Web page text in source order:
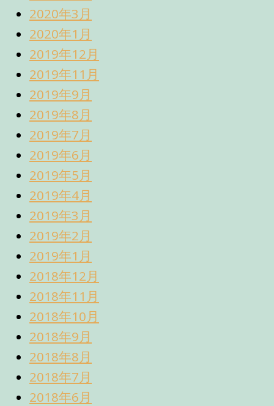
2020年3月
2020年1月
2019年12月
2019年11月
2019年9月
2019年8月
2019年7月
2019年6月
2019年5月
2019年4月
2019年3月
2019年2月
2019年1月
2018年12月
2018年11月
2018年10月
2018年9月
2018年8月
2018年7月
2018年6月